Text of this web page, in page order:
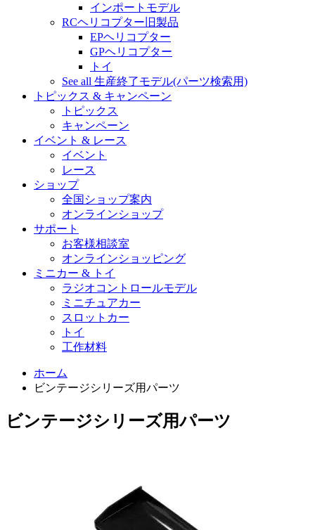
インポートモデル
RCヘリコプター旧製品
EPヘリコプター
GPヘリコプター
トイ
See all 生産終了モデル(パーツ検索用)
トピックス & キャンペーン
トピックス
キャンペーン
イベント & レース
イベント
レース
ショップ
全国ショップ案内
オンラインショップ
サポート
お客様相談室
オンラインショッピング
ミニカー & トイ
ラジオコントロールモデル
ミニチュアカー
スロットカー
トイ
工作材料
ホーム
ビンテージシリーズ用パーツ
ビンテージシリーズ用パーツ